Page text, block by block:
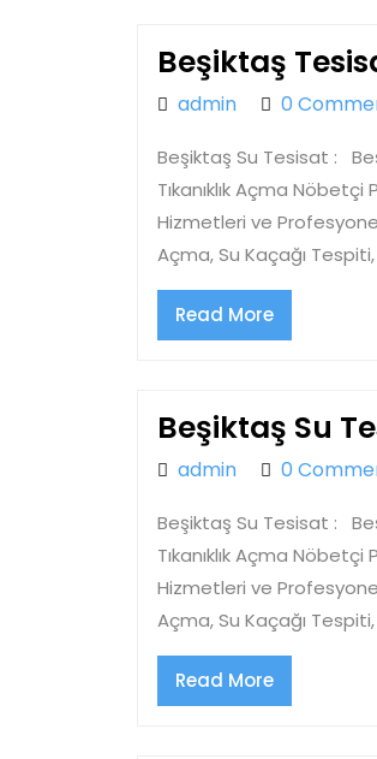
Beşiktaş
adminadmin
0
Beşiktaş Su Tesisat :
Tıkanıklık Açma
Hizmetleri ve
Açma, Su Kaçağı
Read MoreRead
More
Beşiktaş Su
adminadmin
0
Beşiktaş Su Tesisat :
Tıkanıklık Açma
Hizmetleri ve
Açma, Su Kaçağı
Read MoreRead
More